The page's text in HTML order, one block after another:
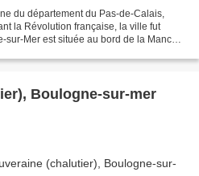
du département du Pas-de-Calais,
la Révolution française, la ville fut
Mer est située au bord de la Manche,
Boulogne-sur-mer